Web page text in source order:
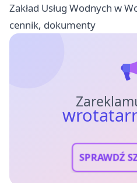
Zakład Usług Wodnych w
cennik, dokumenty
SPRAWDŹ